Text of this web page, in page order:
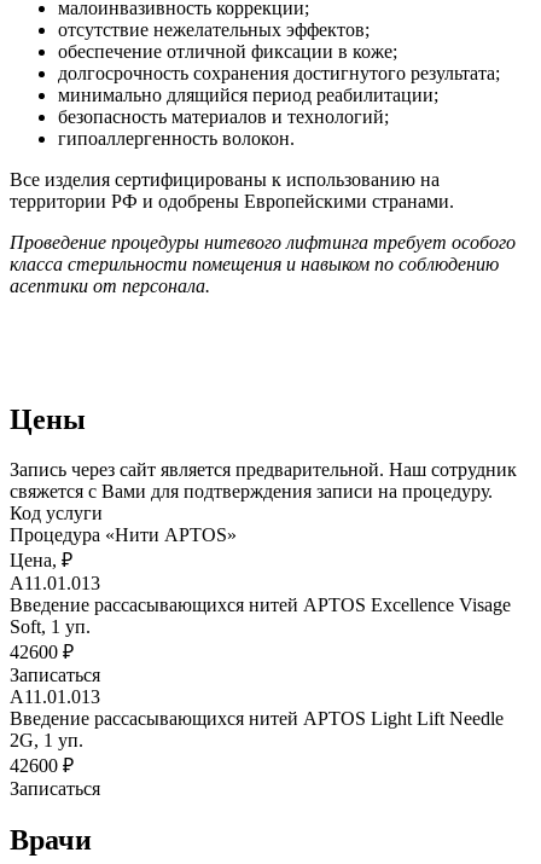
малоинвазивность коррекции;
отсутствие нежелательных эффектов;
обеспечение отличной фиксации в коже;
долгосрочность сохранения достигнутого результата;
минимально длящийся период реабилитации;
безопасность материалов и технологий;
гипоаллергенность волокон.
Все изделия сертифицированы к использованию на
территории РФ и одобрены Европейскими странами.
Проведение процедуры нитевого лифтинга требует особого
класса стерильности помещения и навыком по соблюдению
асептики от персонала.
Цены
Запись через сайт является предварительной. Наш сотрудник
свяжется с Вами для подтверждения записи на процедуру.
Код услуги
Процедура «Нити АРТОS»
Цена, ₽
А11.01.013
Введение рассасывающихся нитей APTOS Excellence Visage
Soft, 1 уп.
42600 ₽
Записаться
А11.01.013
Введение рассасывающихся нитей APTOS Light Lift Needle
2G, 1 уп.
42600 ₽
Записаться
Врачи